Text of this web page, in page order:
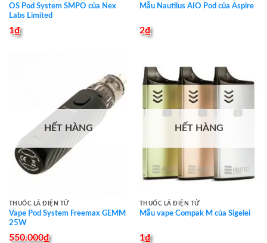
OS Pod System SMPO của Nex
Labs Limited
1₫
Mẫu Nautilus AIO Pod của Aspire
2₫
HẾT HÀNG
THUỐC LÁ ĐIỆN TỬ
Vape Pod System Freemax GEMM
25W
550.000₫
HẾT HÀNG
THUỐC LÁ ĐIỆN TỬ
Mẫu vape Compak M của Sigelei
1₫